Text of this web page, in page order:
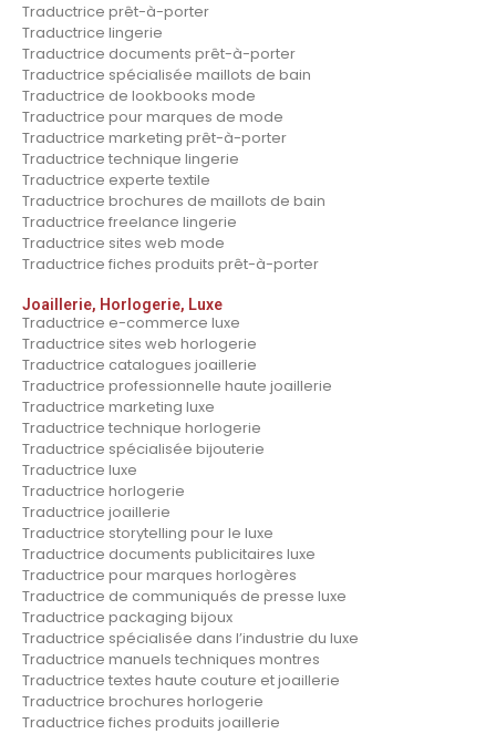
Traductrice prêt-à-porter
Traductrice lingerie
Traductrice documents prêt-à-porter
Traductrice spécialisée maillots de bain
Traductrice de lookbooks mode
Traductrice pour marques de mode
Traductrice marketing prêt-à-porter
Traductrice technique lingerie
Traductrice experte textile
Traductrice brochures de maillots de bain
Traductrice freelance lingerie
Traductrice sites web mode
Traductrice fiches produits prêt-à-porter
Joaillerie, Horlogerie, Luxe
Traductrice e-commerce luxe
Traductrice sites web horlogerie
Traductrice catalogues joaillerie
Traductrice professionnelle haute joaillerie
Traductrice marketing luxe
Traductrice technique horlogerie
Traductrice spécialisée bijouterie
Traductrice luxe
Traductrice horlogerie
Traductrice joaillerie
Traductrice storytelling pour le luxe
Traductrice documents publicitaires luxe
Traductrice pour marques horlogères
Traductrice de communiqués de presse luxe
Traductrice packaging bijoux
Traductrice spécialisée dans l’industrie du luxe
Traductrice manuels techniques montres
Traductrice textes haute couture et joaillerie
Traductrice brochures horlogerie
Traductrice fiches produits joaillerie